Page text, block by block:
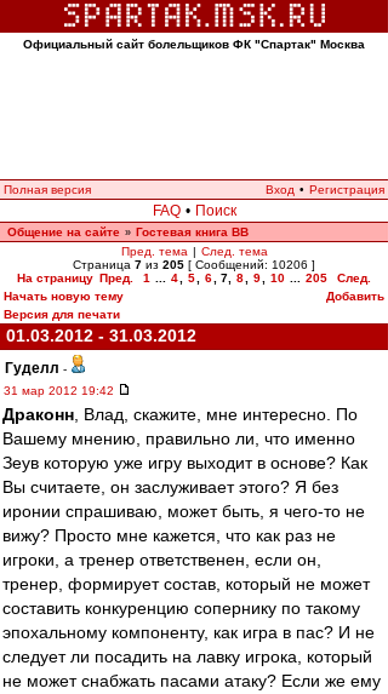
Официальный сайт болельщиков ФК "Спартак" Москва
Полная версия Вход • Регистрация
FAQ • Поиск
Общение на сайте » Гостевая книга ВВ
Пред. тема | След. тема
Страница 7 из 205 [ Сообщений: 10206 ]
На страницу Пред. 1 4 5 6 7 8 9 10 205
След.
Начать новую тему
Добавить
Версия для печати
01.03.2012 - 31.03.2012
Гуделл -
31 мар 2012 19:42
Драконн , Влад, скажите, мне интересно. По
Вашему мнению, правильно ли, что именно
Зеув которую уже игру выходит в основе? Как
Вы считаете, он заслуживает этого? Я без
иронии спрашиваю, может быть, я чего-то не
вижу? Просто мне кажется, что как раз не
игроки, а тренер ответственен, если он,
тренер, формирует состав, который не может
составить конкуренцию сопернику по такому
эпохальному компоненту, как игра в пас? И не
следует ли посадить на лавку игрока, который
не может снабжать пасами атаку? Если же ему